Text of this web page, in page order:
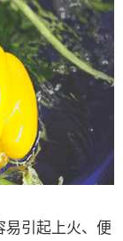
引起上火、便